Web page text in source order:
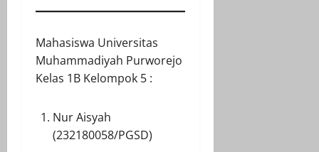
Mahasiswa Universitas
Muhammadiyah Purworejo
Kelas 1B Kelompok 5 :
Nur Aisyah
(232180058/PGSD)